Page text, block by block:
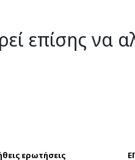
επίσης να
ερωτήσεις